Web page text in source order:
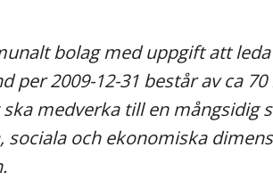
bolag med uppgift att
per 2009-12-31 består av ca
medverka till en
och ekonomiska